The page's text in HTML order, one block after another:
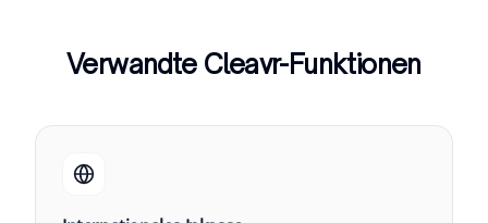
Verwandte Cleavr-Funktionen